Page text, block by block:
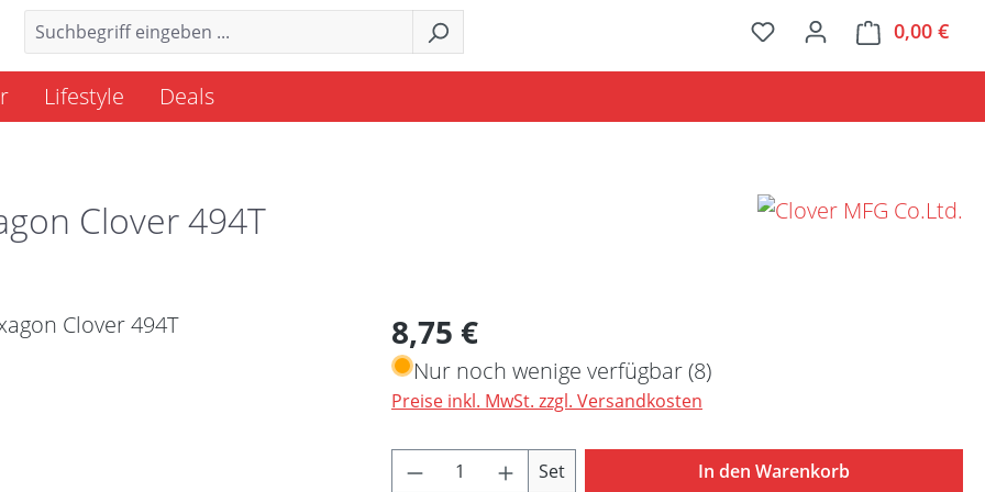
0,00 €
Lifestyle Deals
Clover 494T
Regulärer Preis:
8,75 €
Nur noch wenige verfügbar (8)
Preise inkl. MwSt. zzgl. Versandkosten
Produkt Anzahl: Gib den gewünschten Wert ein
Set In den Warenkorb